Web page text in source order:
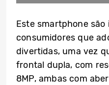
Este smartphone são
consumidores que
divertidas, uma vez
frontal dupla, com
8MP, ambas com